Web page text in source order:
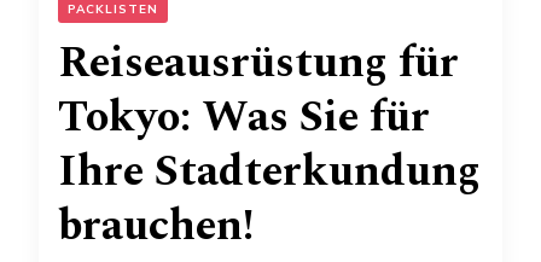
PACKLISTEN
Reiseausrüstung für
Tokyo: Was Sie für
Ihre Stadterkundung
brauchen!